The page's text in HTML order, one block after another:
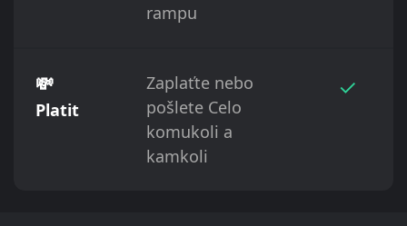
rampu
💸
Platit
Zaplaťte nebo
pošlete Celo
komukoli a
kamkoli
✓